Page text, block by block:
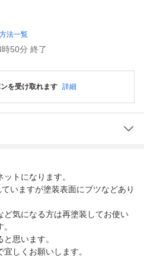
法一覧
50分 終了
を受け取れます 詳細
トになります。
いますが塗装表面にブツなどあり
気になる方は再塗装してお使い
思います。
しくお願いします。